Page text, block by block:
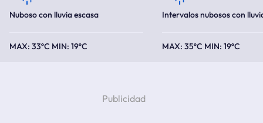
Nuboso con lluvia escasa
33ºC 19ºC
Intervalos nubosos con
35ºC 19ºC